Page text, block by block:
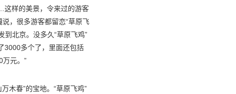
样的美景，令来过的游客
，很多游客都留恋“草原飞
到北京。没多久“草原飞鸡”
3000多个了，里面还包括
万元。”
木春”的宝地。“草原飞鸡”